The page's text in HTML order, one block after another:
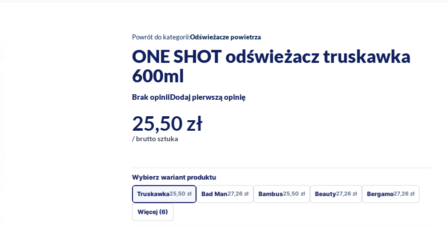
Powrót do kategorii:Odświeżacze powietrza
ONE SHOT odświeżacz truskawka
600ml
Brak opiniiDodaj pierwszą opinię
25,50zł
/ brutto sztuka
Wybierz wariant produktu
Truskawka25,50 zł Bad Man27,26 zł Bambus25,50 zł Beauty27,26 zł Bergamo27,26 zł
Więcej (6)